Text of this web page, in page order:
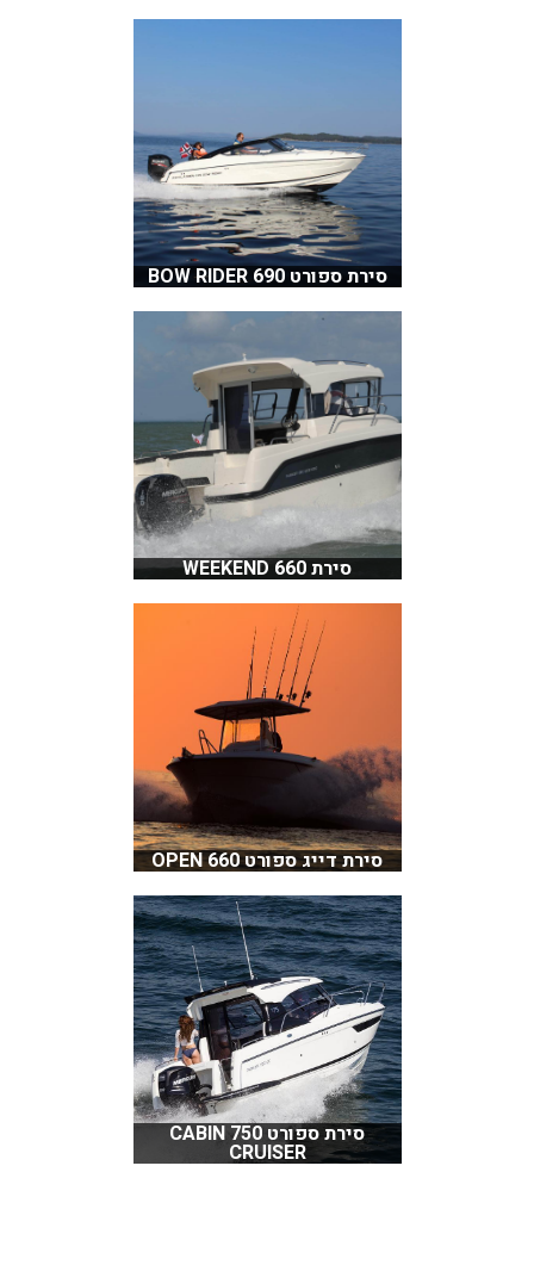
סירת ספורט 690 BOW RIDER
סירת 660 WEEKEND
סירת דייג ספורט 660 OPEN
סירת ספורט 750 CABIN
CRUISER